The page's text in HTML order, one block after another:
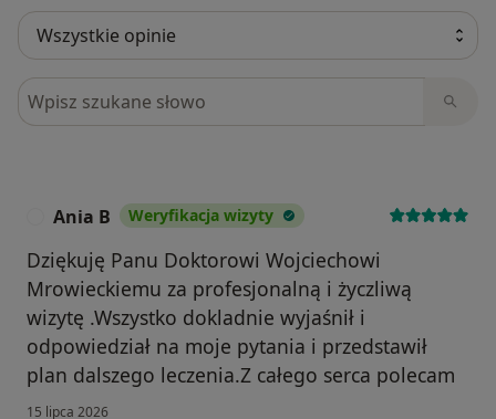
Szukaj w opiniach
Ania B Weryfikacja wizyty
Dziękuję Panu Doktorowi Wojciechowi
Mrowieckiemu za profesjonalną i życzliwą
wizytę .Wszystko dokladnie wyjaśnił i
odpowiedział na moje pytania i przedstawił
plan dalszego leczenia.Z całego serca polecam
15 lipca 2026